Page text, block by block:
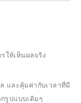
ให้เห็นผลจริง
และคุ้มค่ากับเวลาที่มี
รูปแบบเดิมๆ